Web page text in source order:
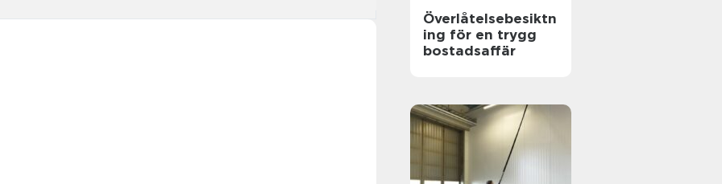
Överlåtelsebesiktn
ing för en trygg
bostadsaffär